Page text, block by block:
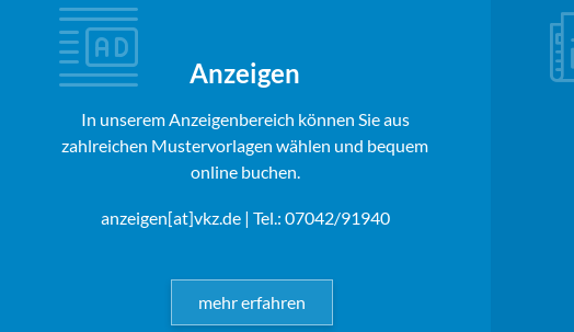
Anzeigen
In unserem Anzeigenbereich können Sie aus
zahlreichen Mustervorlagen wählen und bequem
online buchen.
anzeigen[at]vkz.de| Tel.: 07042/91940
mehr erfahren